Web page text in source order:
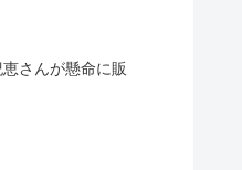
さんが懸命に販